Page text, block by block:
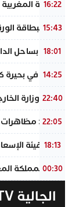
16:22
القنصلية
15:43
وداعًا للبطاقة
18:01
​فاجعة بساحل
14:25
فاجعة في بحيرة
22:40
عاجل : وزارة
22:05
إيطاليا :
18:13
رئيس هيئة
00:30
سفير المملكة
الجالية TV